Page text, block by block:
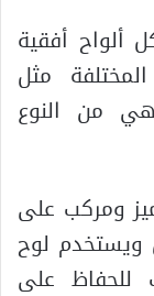
أفقية
مثل
وهي من النوع
ومركب على
ويستخدم لوح
للحفاظ على